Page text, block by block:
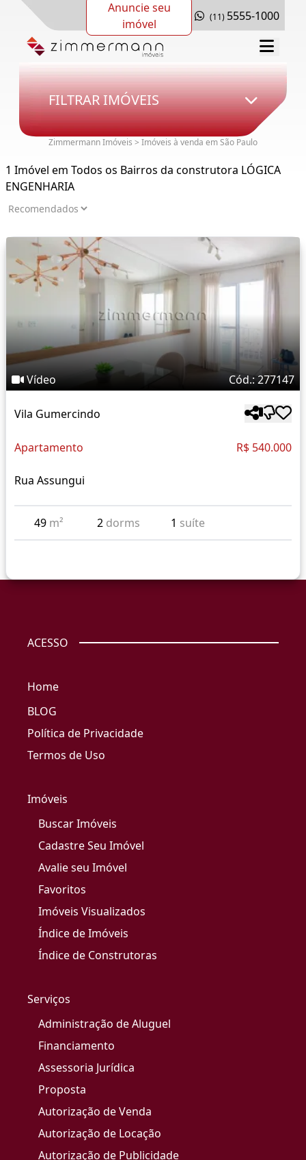
Anuncie seu
imóvel
(11) 5555-1000
FILTRAR IMÓVEIS
Zimmermann Imóveis > Imóveis à venda em São Paulo
1 Imóvel em Todos os Bairros da construtora LÓGICA
ENGENHARIA
Vídeo Cód.: 277147
Vila Gumercindo
Apartamento R$ 540.000
Rua Assungui
49 m² 2 dorms 1 suíte
ACESSO
Home
BLOG
Política de Privacidade
Termos de Uso
Imóveis
Buscar Imóveis
Cadastre Seu Imóvel
Avalie seu Imóvel
Favoritos
Imóveis Visualizados
Índice de Imóveis
Índice de Construtoras
Serviços
Administração de Aluguel
Financiamento
Assessoria Jurídica
Proposta
Autorização de Venda
Autorização de Locação
Autorização de Publicidade